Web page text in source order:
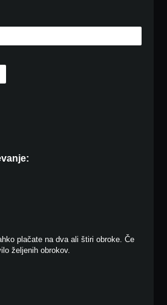
plačate na dva ali štiri obroke. Če
željenih obrokov.